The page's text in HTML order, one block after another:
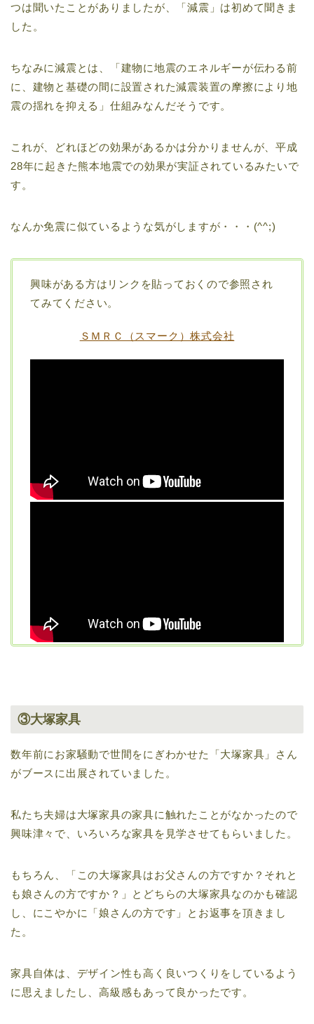
つは聞いたことがありましたが、「減震」は初めて聞きま
した。
ちなみに減震とは、「建物に地震のエネルギーが伝わる前
に、建物と基礎の間に設置された減震装置の摩擦により地
震の揺れを抑える」仕組みなんだそうです。
これが、どれほどの効果があるかは分かりませんが、平成
28年に起きた熊本地震での効果が実証されているみたいで
す。
なんか免震に似ているような気がしますが・・・(^^;)
興味がある方はリンクを貼っておくので参照され
てみてください。
ＳＭＲＣ（スマーク）株式会社
③大塚家具
数年前にお家騒動で世間をにぎわかせた「大塚家具」さん
がブースに出展されていました。
私たち夫婦は大塚家具の家具に触れたことがなかったので
興味津々で、いろいろな家具を見学させてもらいました。
もちろん、「この大塚家具はお父さんの方ですか？それと
も娘さんの方ですか？」とどちらの大塚家具なのかも確認
し、にこやかに「娘さんの方です」とお返事を頂きまし
た。
家具自体は、デザイン性も高く良いつくりをしているよう
に思えましたし、高級感もあって良かったです。